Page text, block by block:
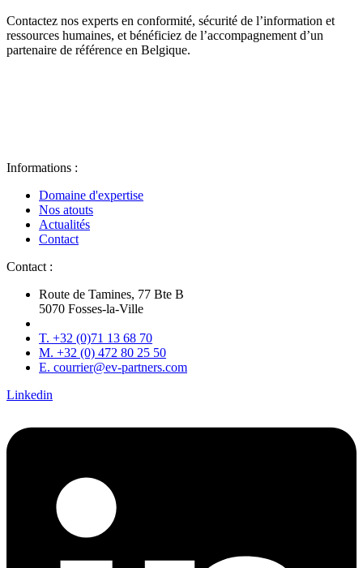
Contactez nos experts en conformité, sécurité de l’information et
ressources humaines, et bénéficiez de l’accompagnement d’un
partenaire de référence en Belgique.
Informations :
Domaine d'expertise
Nos atouts
Actualités
Contact
Contact :
Route de Tamines, 77 Bte B
5070 Fosses-la-Ville
T. +32 (0)71 13 68 70
M. +32 (0) 472 80 25 50
E. courrier@ev-partners.com
Linkedin